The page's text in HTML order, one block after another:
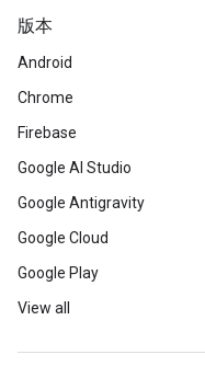
版本
Android
Chrome
Firebase
Google AI Studio
Google Antigravity
Google Cloud
Google Play
View all